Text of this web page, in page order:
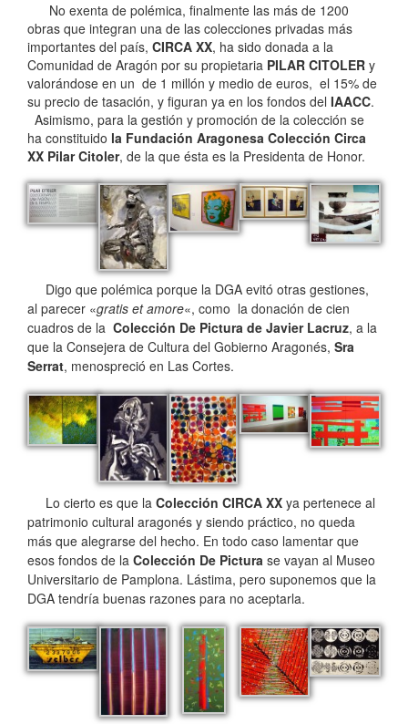
No exenta de polémica, finalmente las más de 1200
obras que integran una de las colecciones privadas más
importantes del país, CIRCA XX, ha sido donada a la
Comunidad de Aragón por su propietaria PILAR CITOLER y
valorándose en un de 1 millón y medio de euros, el 15% de
su precio de tasación, y figuran ya en los fondos del IAACC.
Asimismo, para la gestión y promoción de la colección se
ha constituido la Fundación Aragonesa Colección Circa
XX Pilar Citoler, de la que ésta es la Presidenta de Honor.
Digo que polémica porque la DGA evitó otras gestiones,
al parecer «gratis et amore«, como la donación de cien
cuadros de la Colección De Pictura de Javier Lacruz, a la
que la Consejera de Cultura del Gobierno Aragonés, Sra
Serrat, menospreció en Las Cortes.
Lo cierto es que la Colección CIRCA XX ya pertenece al
patrimonio cultural aragonés y siendo práctico, no queda
más que alegrarse del hecho. En todo caso lamentar que
esos fondos de la Colección De Pictura se vayan al Museo
Universitario de Pamplona. Lástima, pero suponemos que la
DGA tendría buenas razones para no aceptarla.